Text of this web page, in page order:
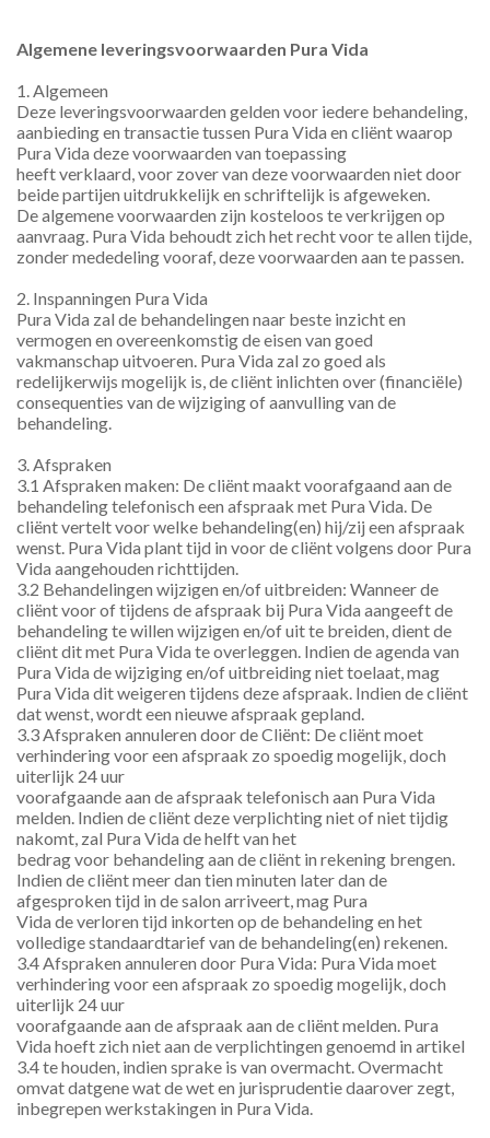
Algemene leveringsvoorwaarden Pura Vida
1. Algemeen
Deze leveringsvoorwaarden gelden voor iedere behandeling,
aanbieding en transactie tussen Pura Vida en cliënt waarop
Pura Vida deze voorwaarden van toepassing
heeft verklaard, voor zover van deze voorwaarden niet door
beide partijen uitdrukkelijk en schriftelijk is afgeweken.
De algemene voorwaarden zijn kosteloos te verkrijgen op
aanvraag. Pura Vida behoudt zich het recht voor te allen tijde,
zonder mededeling vooraf, deze voorwaarden aan te passen.
2. Inspanningen Pura Vida
Pura Vida zal de behandelingen naar beste inzicht en
vermogen en overeenkomstig de eisen van goed
vakmanschap uitvoeren. Pura Vida zal zo goed als
redelijkerwijs mogelijk is, de cliënt inlichten over (financiële)
consequenties van de wijziging of aanvulling van de
behandeling.
3. Afspraken
3.1 Afspraken maken: De cliënt maakt voorafgaand aan de
behandeling telefonisch een afspraak met Pura Vida. De
cliënt vertelt voor welke behandeling(en) hij/zij een afspraak
wenst. Pura Vida plant tijd in voor de cliënt volgens door Pura
Vida aangehouden richttijden.
3.2 Behandelingen wijzigen en/of uitbreiden: Wanneer de
cliënt voor of tijdens de afspraak bij Pura Vida aangeeft de
behandeling te willen wijzigen en/of uit te breiden, dient de
cliënt dit met Pura Vida te overleggen. Indien de agenda van
Pura Vida de wijziging en/of uitbreiding niet toelaat, mag
Pura Vida dit weigeren tijdens deze afspraak. Indien de cliënt
dat wenst, wordt een nieuwe afspraak gepland.
3.3 Afspraken annuleren door de Cliënt: De cliënt moet
verhindering voor een afspraak zo spoedig mogelijk, doch
uiterlijk 24 uur
voorafgaande aan de afspraak telefonisch aan Pura Vida
melden. Indien de cliënt deze verplichting niet of niet tijdig
nakomt, zal Pura Vida de helft van het
bedrag voor behandeling aan de cliënt in rekening brengen.
Indien de cliënt meer dan tien minuten later dan de
afgesproken tijd in de salon arriveert, mag Pura
Vida de verloren tijd inkorten op de behandeling en het
volledige standaardtarief van de behandeling(en) rekenen.
3.4 Afspraken annuleren door Pura Vida: Pura Vida moet
verhindering voor een afspraak zo spoedig mogelijk, doch
uiterlijk 24 uur
voorafgaande aan de afspraak aan de cliënt melden. Pura
Vida hoeft zich niet aan de verplichtingen genoemd in artikel
3.4 te houden, indien sprake is van overmacht. Overmacht
omvat datgene wat de wet en jurisprudentie daarover zegt,
inbegrepen werkstakingen in Pura Vida.